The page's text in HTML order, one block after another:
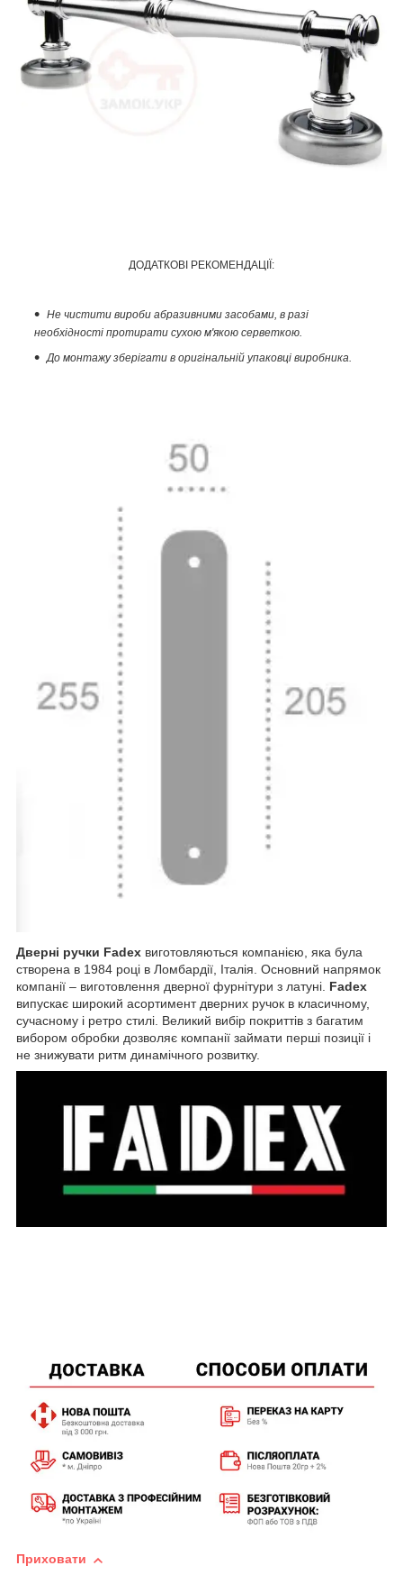
ДОДАТКОВІ РЕКОМЕНДАЦІЇ:
Не чистити вироби абразивними засобами, в разі
необхідності протирати сухою м'якою серветкою.
До монтажу зберігати в оригінальній упаковці виробника.
Дверні ручки Fadex виготовляються компанією, яка була
створена в 1984 році в Ломбардії, Італія. Основний напрямок
компанії – виготовлення дверної фурнітури з латуні. Fadex
випускає широкий асортимент дверних ручок в класичному,
сучасному і ретро стилі. Великий вибір покриттів з багатим
вибором обробки дозволяє компанії займати перші позиції і
не знижувати ритм динамічного розвитку.
Приховати